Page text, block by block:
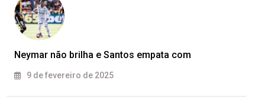
Neymar não brilha e Santos empata com
9 de fevereiro de 2025